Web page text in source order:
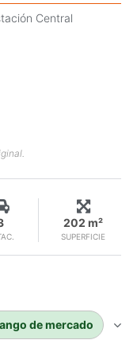
Central
SUPERFICIE
202 m²
de mercado